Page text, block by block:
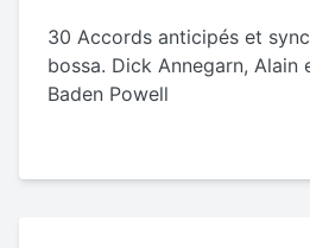
30 Accords anticipés et
bossa. Dick Annegarn, Alain
Baden Powell